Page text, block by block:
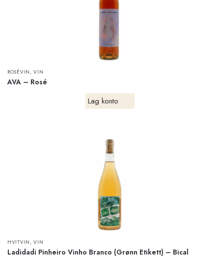
ROSÉVIN ,VIN
AVA – Rosé
Lag konto
HVITVIN ,VIN
Ladidadi Pinheiro Vinho Branco (Grønn Etikett) – Bical